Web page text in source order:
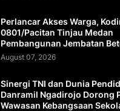
Perlancar Akses Warga,
0801/Pacitan Tinjau Medan
Pembangunan Jembatan
August 07, 2026
Sinergi TNI dan Dunia
Danramil Ngadirojo Dorong
Wawasan Kebangsaan